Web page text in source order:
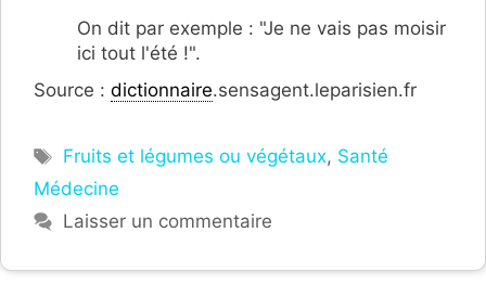
On dit par exemple : "Je ne vais pas moisir
ici tout l'été !".
Source : dictionnaire.sensagent.leparisien.fr
Étiquettes
Fruits et légumes ou végétaux, Santé
Médecine
Laisser un commentaire